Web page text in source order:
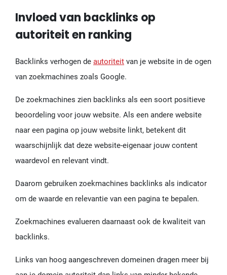
Invloed van backlinks op
autoriteit en ranking
Backlinks verhogen de autoriteit van je website in de ogen
van zoekmachines zoals Google.
De zoekmachines zien backlinks als een soort positieve
beoordeling voor jouw website. Als een andere website
naar een pagina op jouw website linkt, betekent dit
waarschijnlijk dat deze website-eigenaar jouw content
waardevol en relevant vindt.
Daarom gebruiken zoekmachines backlinks als indicator
om de waarde en relevantie van een pagina te bepalen.
Zoekmachines evalueren daarnaast ook de kwaliteit van
backlinks.
Links van hoog aangeschreven domeinen dragen meer bij